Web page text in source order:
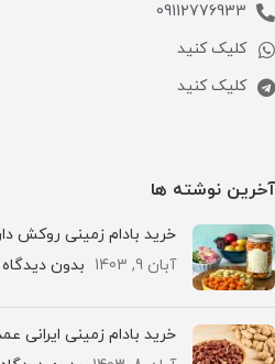
09112776933
کلیک کنید
کلیک کنید
آخرین نوشته ها
خرید بادام زمینی روکش
آبان 9, 1403
بدون دیدگاه
خرید بادام زمینی ایرانی